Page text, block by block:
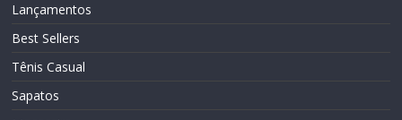
Lançamentos
Best Sellers
Tênis Casual
Sapatos